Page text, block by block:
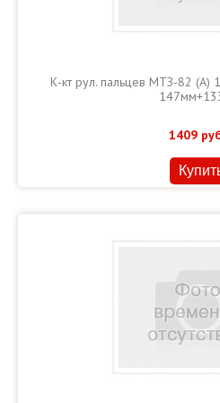
К-кт рул. пальцев МТЗ-82
1409